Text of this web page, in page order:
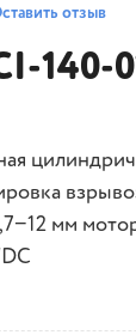
отзыв
140-
мм